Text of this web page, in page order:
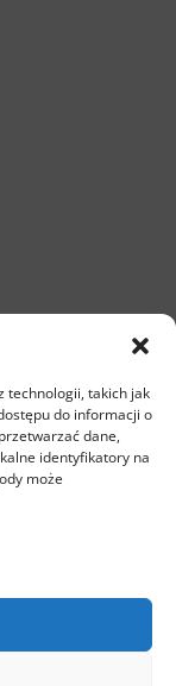
technologii, takich jak
do informacji o
dane,
identyfikatory na
może
Elbląg,
Regon:
w Olsztynie, VIII